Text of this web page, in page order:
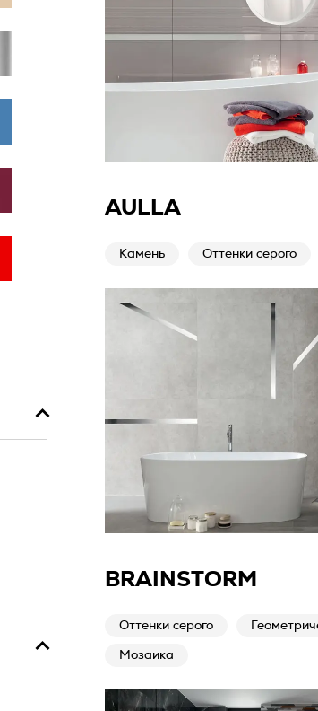
AULLA
Камень Оттенки серого
BRAINSTORM
Оттенки серого
Мозаика